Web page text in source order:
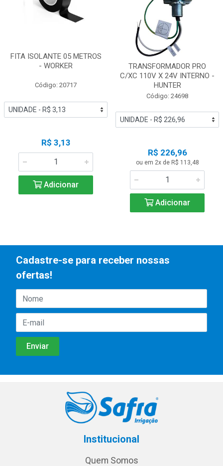
FITA ISOLANTE 05 METROS
- WORKER
Código: 20717
R$ 3,13
Adicionar
TRANSFORMADOR PRO
C/XC 110V X 24V INTERNO -
HUNTER
Código: 24698
R$ 226,96
ou em 2x de R$ 113,48
Adicionar
Cadastre-se para receber nossas
ofertas!
Institucional
Quem Somos